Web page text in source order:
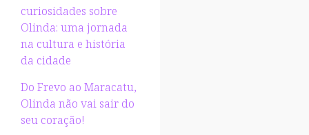
curiosidades sobre
Olinda: uma jornada
na cultura e história
da cidade
Do Frevo ao Maracatu,
Olinda não vai sair do
seu coração!